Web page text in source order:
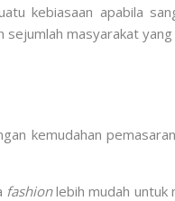
kebiasaan apabila
sejumlah masyarakat
kemudahan
fashionlebih mudah untuk